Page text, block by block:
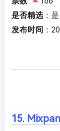
是否精选：是
发布时间 ：
15.